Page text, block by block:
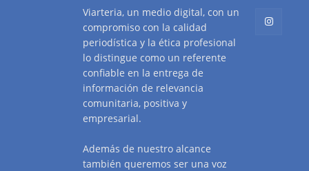
Viarteria, un medio digital, con un
compromiso con la calidad
periodística y la ética profesional
lo distingue como un referente
confiable en la entrega de
información de relevancia
comunitaria, positiva y
empresarial.
Además de nuestro alcance
también queremos ser una voz